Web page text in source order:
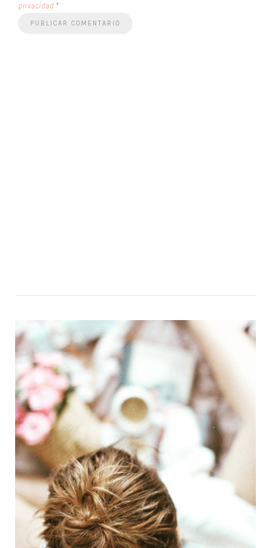
privacidad *